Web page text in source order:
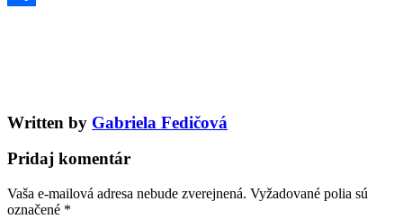
Written by Gabriela Fedičová
Pridaj komentár
Vaša e-mailová adresa nebude zverejnená. Vyžadované polia sú
označené *